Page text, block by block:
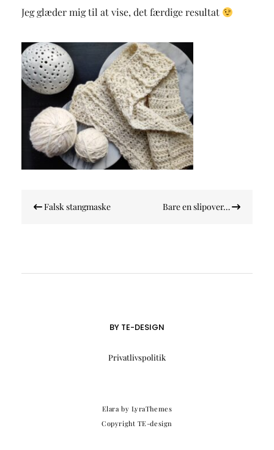
Jeg glæder mig til at vise, det færdige resultat
Falsk stangmaske Bare en slipover…
BY TE-DESIGN
Privatlivspolitik
Elaraby LyraThemes
Copyright TE-design